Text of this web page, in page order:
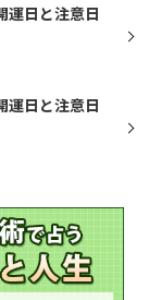
運日と注意日
運日と注意日